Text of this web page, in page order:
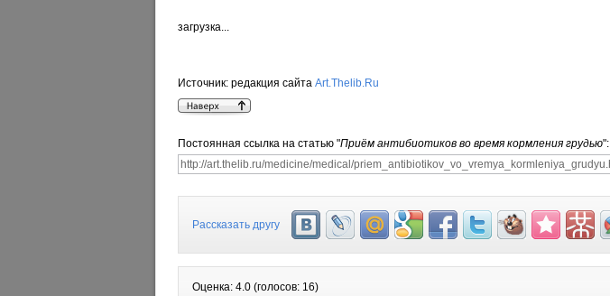
загрузка...
Источник: редакция сайта Art.Thelib.Ru
Постоянная ссылка на статью "Приём антибиотиков во время кормления грудью":
Рассказать другу
Оценка: 4.0 (голосов: 16)